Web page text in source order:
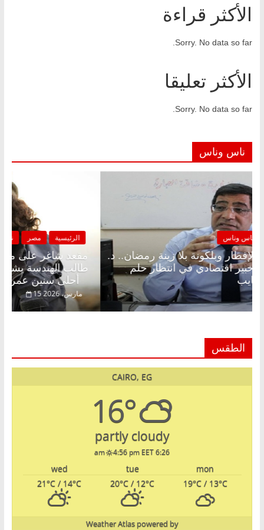
الأكثر قراءة
Sorry. No data so far.
الأكثر تعليقا
Sorry. No data so far.
ناس وناس
الرئيسية مصر
مقعد شاغر على الإفطار وبلكونة بلا زينة رمضان.. د.
عبدالخالق فاروق خبير اقتصادي في انتظار حلم
الحرية ولمة الحبايب
22 فبراير، 2026
الطقس
CAIRO, EG
16°
partly cloudy
6:26 am
4:56 pm EET
mon
tue
wed
19°C/ 13°C
20°C / 12°C
21°C / 14°C
powered by
Weather Atlas